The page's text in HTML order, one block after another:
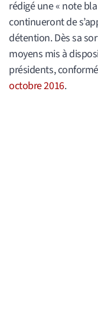
rédigé une « note
continueront de
détention. Dès sa
moyens mis à
présidents,
octobre 2016.